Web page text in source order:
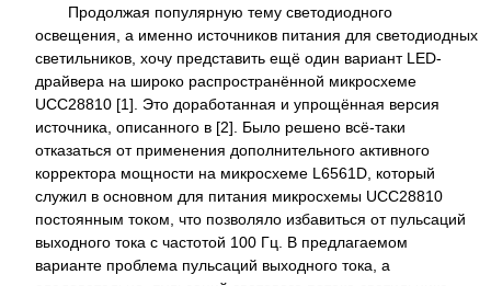
Продолжая популярную тему светодиодного
освещения, а именно источников питания для светодиодных
светильников, хочу представить ещё один вариант LED-
драйвера на широко распространённой микросхеме
UCC28810 [1]. Это доработанная и упрощённая версия
источника, описанного в [2]. Было решено всё-таки
отказаться от применения дополнительного активного
корректора мощности на микросхеме L6561D, который
служил в основном для питания микросхемы UCC28810
постоянным током, что позволяло избавиться от пульсаций
выходного тока с частотой 100 Гц. В предлагаемом
варианте проблема пульсаций выходного тока, а